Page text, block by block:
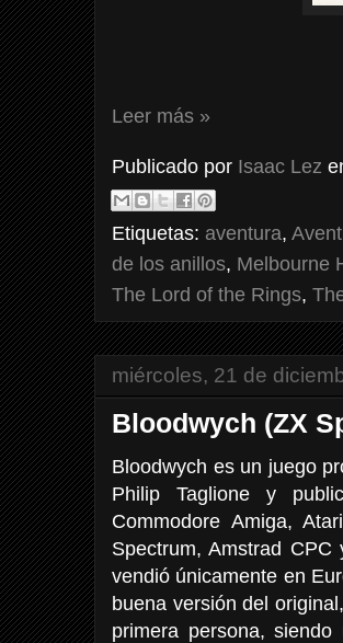
Leer más »
Publicado por Isaac Lez
Etiquetas: aventura,
de los anillos, Melbourne
The Lord of the Rings,
miércoles, 21 de
Bloodwych (ZX
Bloodwych es un juego
Philip Taglione y
Commodore Amiga,
Spectrum, Amstrad
vendió únicamente en
buena versión del
primera persona,